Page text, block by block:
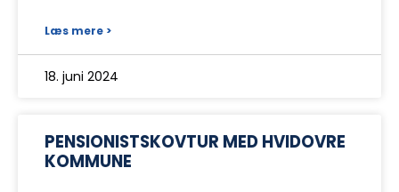
Læs mere >
18. juni 2024
PENSIONISTSKOVTUR MED HVIDOVRE
KOMMUNE